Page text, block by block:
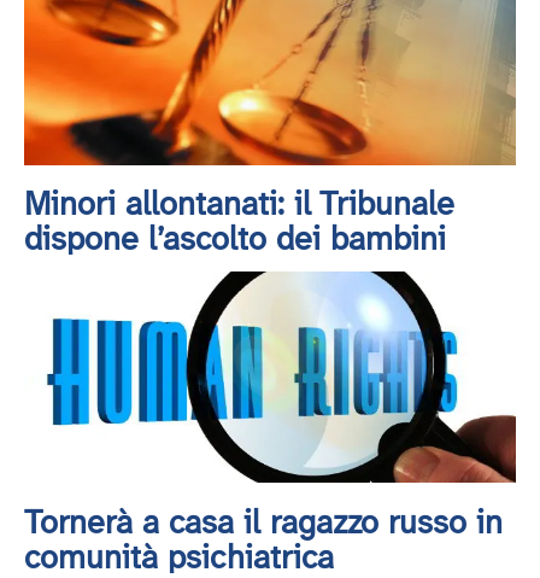
Minori allontanati: il Tribunale
dispone l’ascolto dei bambini
Tornerà a casa il ragazzo russo in
comunità psichiatrica